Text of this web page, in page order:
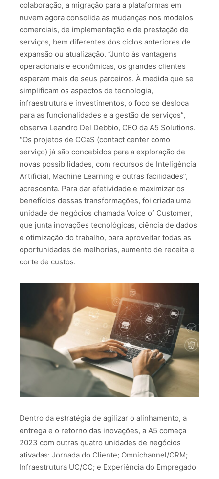
colaboração, a migração para a plataformas em
nuvem agora consolida as mudanças nos modelos
comerciais, de implementação e de prestação de
serviços, bem diferentes dos ciclos anteriores de
expansão ou atualização. “Junto às vantagens
operacionais e econômicas, os grandes clientes
esperam mais de seus parceiros. À medida que se
simplificam os aspectos de tecnologia,
infraestrutura e investimentos, o foco se desloca
para as funcionalidades e a gestão de serviços”,
observa Leandro Del Debbio, CEO da A5 Solutions.
“Os projetos de CCaS (contact center como
serviço) já são concebidos para a exploração de
novas possibilidades, com recursos de Inteligência
Artificial, Machine Learning e outras facilidades”,
acrescenta. Para dar efetividade e maximizar os
benefícios dessas transformações, foi criada uma
unidade de negócios chamada Voice of Customer,
que junta inovações tecnológicas, ciência de dados
e otimização do trabalho, para aproveitar todas as
oportunidades de melhorias, aumento de receita e
corte de custos.
Dentro da estratégia de agilizar o alinhamento, a
entrega e o retorno das inovações, a A5 começa
2023 com outras quatro unidades de negócios
ativadas: Jornada do Cliente; Omnichannel/CRM;
Infraestrutura UC/CC; e Experiência do Empregado.